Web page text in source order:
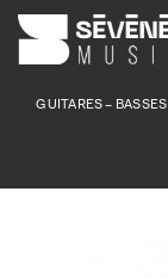
Passer
au
GUITARES – BASSES